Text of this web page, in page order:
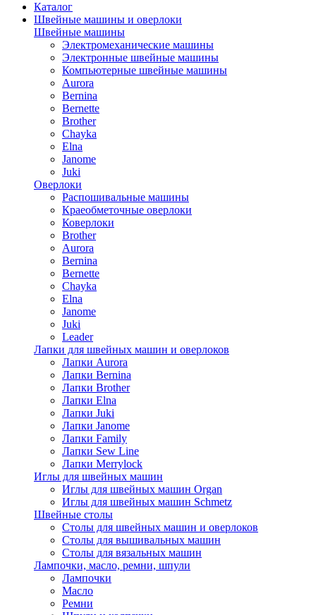
Каталог
Швейные машины и оверлоки
Швейные машины
Электромеханические машины
Электронные швейные машины
Компьютерные швейные машины
Aurora
Bernina
Bernette
Brother
Chayka
Elna
Janome
Juki
Оверлоки
Распошивальные машины
Краеобметочные оверлоки
Коверлоки
Brother
Aurora
Bernina
Bernette
Chayka
Elna
Janome
Juki
Leader
Лапки для швейных машин и оверлоков
Лапки Aurora
Лапки Bernina
Лапки Brother
Лапки Elna
Лапки Juki
Лапки Janome
Лапки Family
Лапки Sew Line
Лапки Merrylock
Иглы для швейных машин
Иглы для швейных машин Organ
Иглы для швейных машин Schmetz
Швейные столы
Столы для швейных машин и оверлоков
Столы для вышивальных машин
Столы для вязальных машин
Лампочки, масло, ремни, шпули
Лампочки
Масло
Ремни